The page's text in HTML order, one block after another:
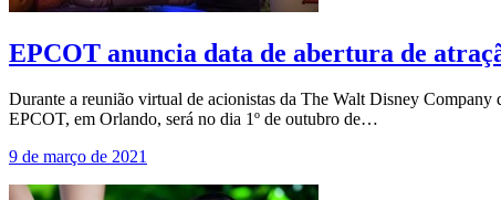
EPCOT anuncia data de abertura de
Durante a reunião virtual de acionistas da The Walt Disney
EPCOT, em Orlando, será no dia 1º de outubro de…
9 de março de 2021